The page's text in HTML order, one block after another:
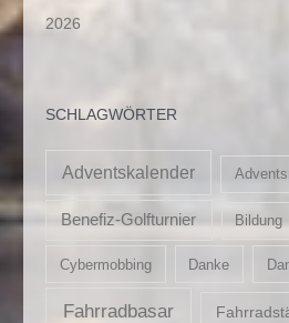
2026
SCHLAGWÖRTER
Adventskalender
Benefiz-Golfturnier Bildung
Cybermobbing Danke
Fahrradbasar